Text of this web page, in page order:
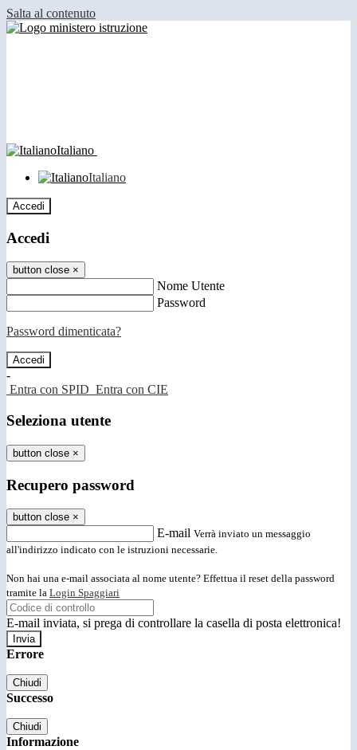
Salta al contenuto
Italiano
Italiano
Accedi
Accedi
button close ×
Nome Utente
Password
Password dimenticata?
-
Entra con SPID Entra con CIE
Seleziona utente
button close ×
Recupero password
button close ×
E-mail Verrà inviato un messaggio
all'indirizzo indicato con le istruzioni necessarie.
Non hai una e-mail associata al nome utente? Effettua il reset della password
tramite la Login Spaggiari
E-mail inviata, si prega di controllare la casella di posta elettronica!
Errore
Chiudi
Successo
Chiudi
Informazione